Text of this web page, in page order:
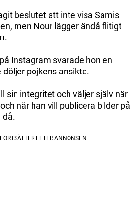
beslutet att inte visa Samis
men Nour lägger ändå flitigt
Instagram svarade hon en
pojkens ansikte.
sin integritet och väljer själv när
när han vill publicera bilder på
då.